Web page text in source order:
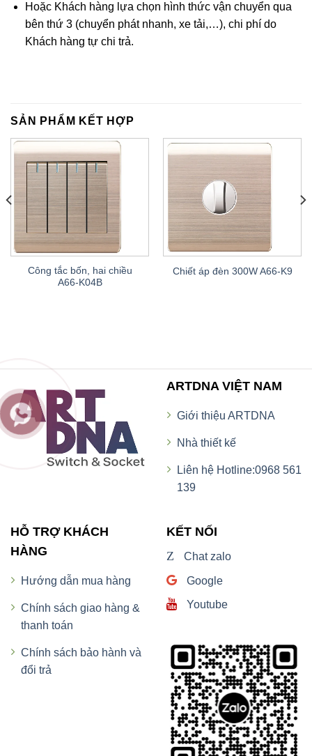
Hoặc Khách hàng lựa chọn hình thức vận chuyển qua
bên thứ 3 (chuyển phát nhanh, xe tải,…), chi phí do
Khách hàng tự chi trả.
SẢN PHẨM KẾT HỢP
Công tắc bốn, hai chiều
A66-K04B
Chiết áp đèn 300W A66-K9
ARTDNA VIỆT NAM
Giới thiệu ARTDNA
Nhà thiết kế
Liên hệ Hotline:0968 561
139
HỖ TRỢ KHÁCH
HÀNG
Hướng dẫn mua hàng
Chính sách giao hàng &
thanh toán
Chính sách bảo hành và
đổi trả
KẾT NỐI
Z Chat zalo
Google
Youtube